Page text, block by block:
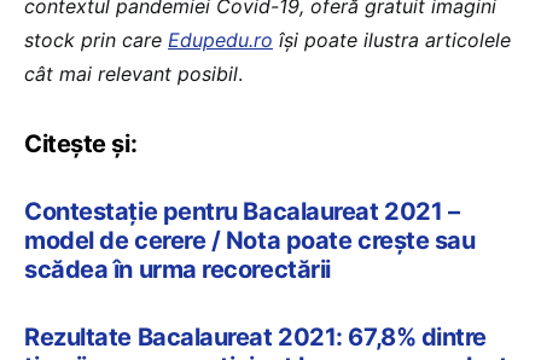
contextul pandemiei Covid-19, oferă gratuit imagini
stock prin care Edupedu.ro își poate ilustra articolele
cât mai relevant posibil.
Citește și:
Contestație pentru Bacalaureat 2021 –
model de cerere / Nota poate crește sau
scădea în urma recorectării
Rezultate Bacalaureat 2021: 67,8% dintre